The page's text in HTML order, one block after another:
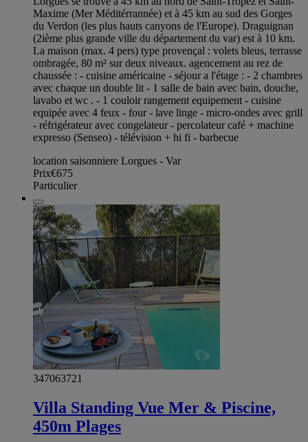
Maxime (Mer Méditérrannée) et à 45 km au sud des Gorges
du Verdon (les plus hauts canyons de l'Europe). Draguignan
(2ième plus grande ville du département du var) est à 10 km.
La maison (max. 4 pers) type provençal : volets bleus, terrasse
ombragée, 80 m² sur deux niveaux. agencement au rez de
chaussée : - cuisine américaine - séjour a l'étage : - 2 chambres
avec chaque un double lit - 1 salle de bain avec bain, douche,
lavabo et wc . - 1 couloir rangement equipement - cuisine
equipée avec 4 feux - four - lave linge - micro-ondes avec grill
- réfrigérateur avec congelateur - percolateur café + machine
expresso (Senseo) - télévision + hi fi - barbecue
location saisonniere Lorgues - Var
Prix€675
Particulier
347063721
Villa Standing Vue Mer & Piscine,
450m Plages